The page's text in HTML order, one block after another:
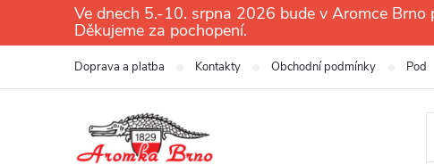
Ve dnech 5.-10. srpna 2026 bude v Aromce
Děkujeme za pochopení.
Doprava a platba Kontakty Obchodní podmínky